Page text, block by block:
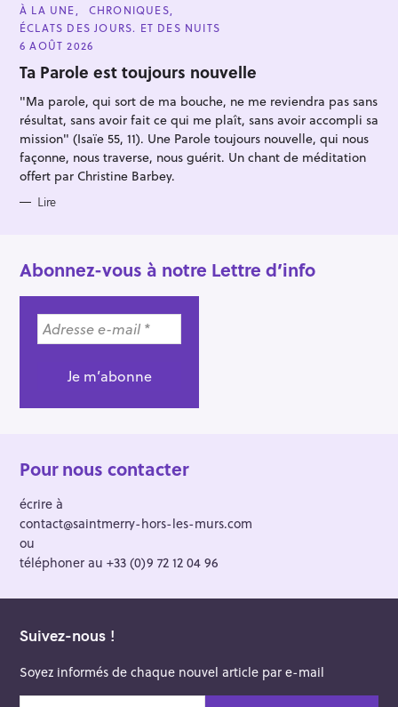
C
A
T
E
G
O
R
E
À LA UNE
CHRONIQUES
ÉCLATS DES JOURS. ET DES NUITS
6 AOÛT 2026
Ta Parole est toujours nouvelle
"Ma parole, qui sort de ma bouche, ne me reviendra pas sans
résultat, sans avoir fait ce qui me plaît, sans avoir accompli sa
mission" (Isaïe 55, 11). Une Parole toujours nouvelle, qui nous
façonne, nous traverse, nous guérit. Un chant de méditation
offert par Christine Barbey.
Lire
Abonnez-vous à notre Lettre d’info
Pour nous contacter
écrire à
contact@saintmerry-hors-les-murs.com
ou
téléphoner au +33 (0)9 72 12 04 96
Suivez-nous !
Soyez informés de chaque nouvel article par e-mail